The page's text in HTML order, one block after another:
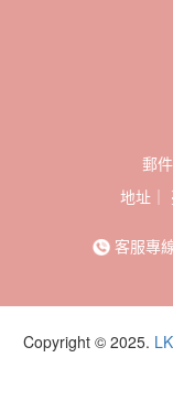
郵
地址｜
客服專
Copyright © 2025.